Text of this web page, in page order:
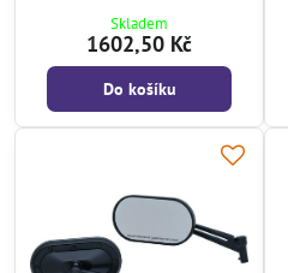
Skladem
1602,50 Kč
Do košíku